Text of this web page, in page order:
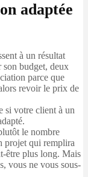
adaptée
à un résultat
son budget, deux
parce que
revoir le prix de
si votre client à un
le nombre
projet qui remplira
être plus long. Mais
vous ne vous sous-